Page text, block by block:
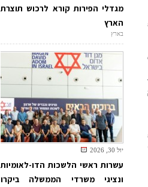
מגדלי הפירות קורא לרכוש תוצרת
הארץ
בארץ
יול 30, 2026
עשרות ראשי הלשכות הדו-לאומיות
ונציגי משרדי הממשלה ביקרו